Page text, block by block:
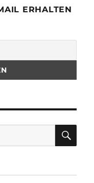
ERHALTEN